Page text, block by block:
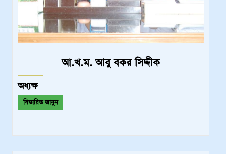
আ.খ.ম. আবু বকর সিদ্দীক
অধ্যক্ষ
বিস্তারিত জানুন